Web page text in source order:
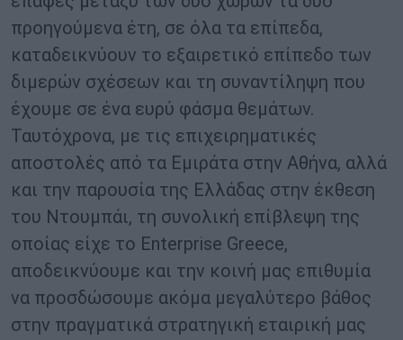
προηγούμενα έτη, σε όλα τα επίπεδα,
καταδεικνύουν το εξαιρετικό επίπεδο των
διμερών σχέσεων και τη συναντίληψη που
έχουμε σε ένα ευρύ φάσμα θεμάτων.
Ταυτόχρονα, με τις επιχειρηματικές
αποστολές από τα Εμιράτα στην Αθήνα, αλλά
και την παρουσία της Ελλάδας στην έκθεση
του Ντουμπάι, τη συνολική επίβλεψη της
οποίας είχε το Enterprise Greece,
αποδεικνύουμε και την κοινή μας επιθυμία
να προσδώσουμε ακόμα μεγαλύτερο βάθος
στην πραγματικά στρατηγική εταιρική μας